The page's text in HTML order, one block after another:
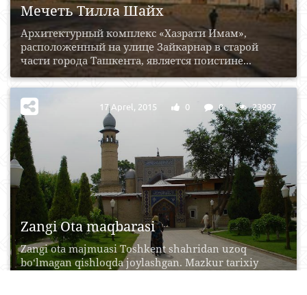
Мечеть Тилла Шайх
Архитектурный комплекс «Хазрати Имам»,
расположенный на улице Зайкарнар в старой
части города Ташкента, является поистине...
Zangi Ota maqbarasi
Zangi ota majmuasi Toshkent shahridan uzoq
bo‘lmagan qishloqda joylashgan. Mazkur tarixiy
17 Aprel, 2015 0 0 23997